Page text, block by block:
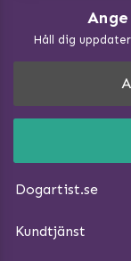
Håll dig
Dogartist.se
DogArtist.se drivs
E-post:
Kundtjänst
Ångra Köp
Vad kan hundar
Träna Nose Work
Så gör du